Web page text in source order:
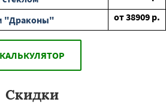
"Драконы"
от38909 р.
КАЛЬКУЛЯТОР
Скидки